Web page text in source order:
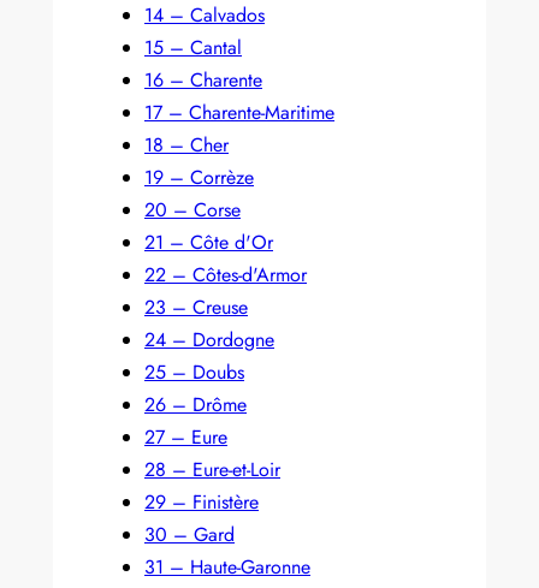
14 – Calvados
15 – Cantal
16 – Charente
17 – Charente-Maritime
18 – Cher
19 – Corrèze
20 – Corse
21 – Côte d'Or
22 – Côtes-d'Armor
23 – Creuse
24 – Dordogne
25 – Doubs
26 – Drôme
27 – Eure
28 – Eure-et-Loir
29 – Finistère
30 – Gard
31 – Haute-Garonne